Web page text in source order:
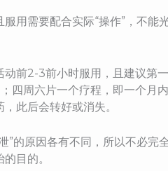
用需要配合实际“操作”，不能
动前2-3前小时服用，且建议第
四周六片一个疗程，即一个月
此后会转好或消失。
”的原因各有不同，所以不必
目的。